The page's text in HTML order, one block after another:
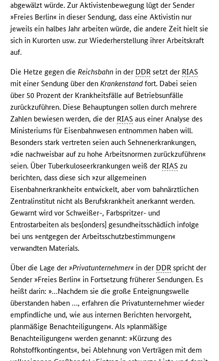
abgewälzt würde. Zur Aktivistenbewegung lügt der Sender
»Freies Berlin« in dieser Sendung, dass eine Aktivistin nur
jeweils ein halbes Jahr arbeiten würde, die andere Zeit hielt sie
sich in Kurorten usw. zur Wiederherstellung ihrer Arbeitskraft
auf.
Die Hetze gegen dieReichsbahn in der DDR setzt der RIAS
mit einer Sendung über denKrankenstand fort. Dabei seien
über 50 Prozent der Krankheitsfälle auf Betriebsunfälle
zurückzuführen. Diese Behauptungen sollen durch mehrere
Zahlen bewiesen werden, die der RIAS aus einer Analyse des
Ministeriums für Eisenbahnwesen entnommen haben will.
Besonders stark vertreten seien auch Sehnenerkrankungen,
»die nachweisbar auf zu hohe Arbeitsnormen zurückzuführen«
seien. Über Tuberkuloseerkrankungen weiß der RIAS zu
berichten, dass diese sich »zur allgemeinen
Eisenbahnerkrankheit« entwickelt, aber vom bahnärztlichen
Zentralinstitut nicht als Berufskrankheit anerkannt werden.
Gewarnt wird vor Schweißer-, Farbspritzer- und
Entrostarbeiten als bes[onders] gesundheitsschädlich infolge
bei uns »entgegen der Arbeitsschutzbestimmungen«
verwandten Materials.
Über die Lage der»Privatunternehmer« in der DDR spricht der
Sender »Freies Berlin« in Fortsetzung früherer Sendungen. Es
heißt darin: »…Nachdem sie die große Enteignungswelle
überstanden haben …, erfahren die Privatunternehmer wieder
empfindliche und, wie aus internen Berichten hervorgeht,
planmäßige Benachteiligungen«. Als »planmäßige
Benachteiligungen« werden genannt: »Kürzung des
Rohstoffkontingents«, bei Ablehnung von Verträgen mit dem